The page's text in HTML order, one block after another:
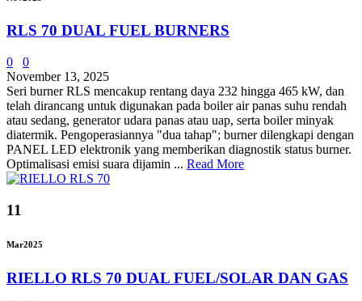
RLS 70 DUAL FUEL BURNERS
0
0
November 13, 2025
Seri burner RLS mencakup rentang daya 232 hingga 465 kW, dan
telah dirancang untuk digunakan pada boiler air panas suhu rendah
atau sedang, generator udara panas atau uap, serta boiler minyak
diatermik. Pengoperasiannya "dua tahap"; burner dilengkapi dengan
PANEL LED elektronik yang memberikan diagnostik status burner.
Optimalisasi emisi suara dijamin ... Read More
11
Mar2025
RIELLO RLS 70 DUAL FUEL/SOLAR DAN GAS